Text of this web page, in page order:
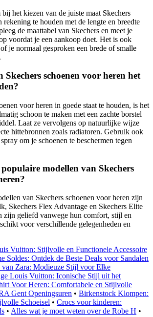
het kiezen van de juiste maat Skechers
rekening te houden met de lengte en breedte
de maattabel van Skechers en meet je
voordat je een aankoop doet. Het is ook
je normaal gesproken een brede of smalle
schoenen voor heren het
voor heren in goede staat te houden, is het
schoon te maken met een zachte borstel
Laat ze vervolgens op natuurlijke wijze
hittebronnen zoals radiatoren. Gebruik ook
om je schoenen te beschermen tegen
modellen van Skechers
van Skechers schoenen voor heren zijn
Skechers Flex Advantage en Skechers Elite
zijn geliefd vanwege hun comfort, stijl en
voor verschillende gelegenheden en
Vuitton: Stijlvolle en Functionele Accessoire
Soldes: Ontdek de Beste Deals voor Sandalen
Zara: Modieuze Stijl voor Elke
Louis Vuitton: Iconische Stijl uit het
Voor Heren: Comfortabele en Stijlvolle
Gent Openingsuren • Birkenstock Klompen:
Schoeisel • Crocs voor kinderen:
• Alles wat je moet weten over de Robe H •